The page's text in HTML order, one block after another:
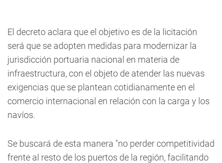
El decreto aclara que el objetivo es de la licitación
será que se adopten medidas para modernizar la
jurisdicción portuaria nacional en materia de
infraestructura, con el objeto de atender las nuevas
exigencias que se plantean cotidianamente en el
comercio internacional en relación con la carga y los
navíos.
Se buscará de esta manera "no perder competitividad
frente al resto de los puertos de la región, facilitando